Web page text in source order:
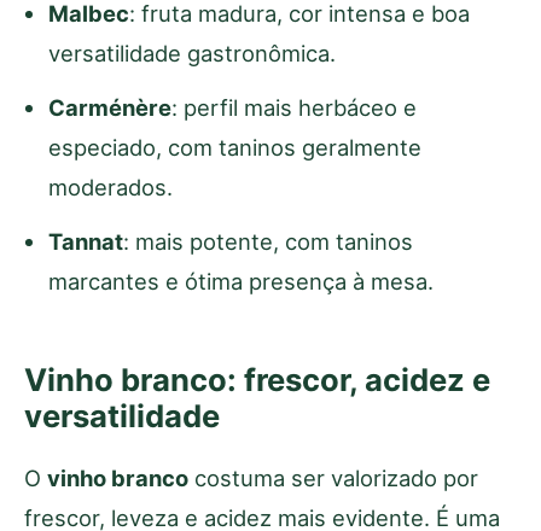
Malbec: fruta madura, cor intensa e boa
versatilidade gastronômica.
Carménère: perfil mais herbáceo e
especiado, com taninos geralmente
moderados.
Tannat: mais potente, com taninos
marcantes e ótima presença à mesa.
Vinho branco: frescor, acidez e
versatilidade
O vinho branco costuma ser valorizado por
frescor, leveza e acidez mais evidente. É uma